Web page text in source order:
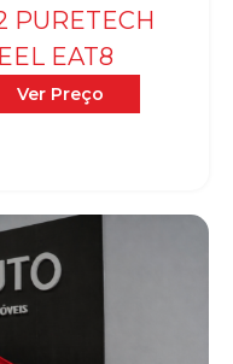
PURETECH
EAT8
Ver Preço